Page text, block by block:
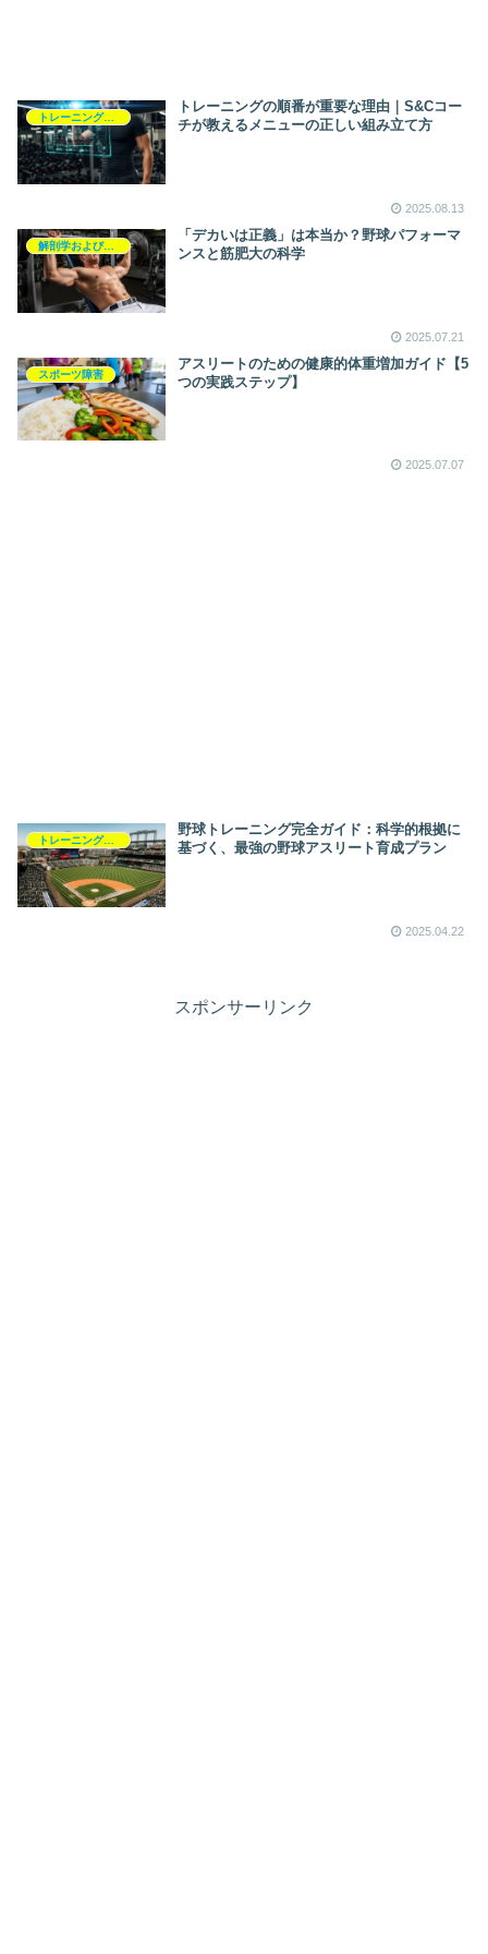
トレーニングプログラム
トレーニングの順番が重要な理由｜S&Cコー
チが教えるメニューの正しい組み立て方
2025.08.13
解剖学および生理学
「デカいは正義」は本当か？野球パフォーマ
ンスと筋肥大の科学
2025.07.21
スポーツ障害
アスリートのための健康的体重増加ガイド【5
つの実践ステップ】
2025.07.07
トレーニングプログラム
野球トレーニング完全ガイド：科学的根拠に
基づく、最強の野球アスリート育成プラン
2025.04.22
スポンサーリンク